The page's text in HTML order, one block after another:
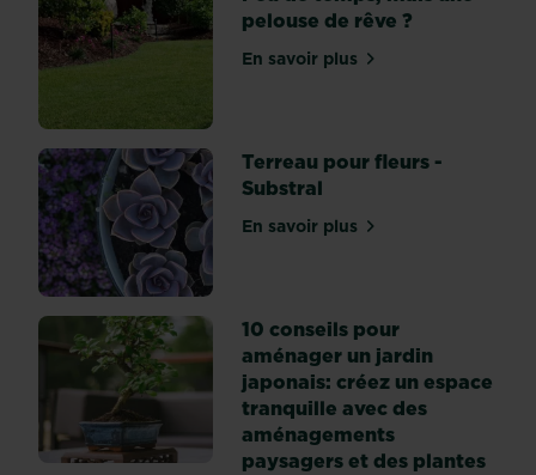
leurs
racines
temps
de...
pelouse de rêve ?
En savoir plussur Peu de temps, mais
Terreau pour fleurs -
Substral
En savoir plussur Terreau pour fleurs -
10 conseils pour
aménager un jardin
japonais: créez un espace
tranquille avec des
aménagements
paysagers et des plantes